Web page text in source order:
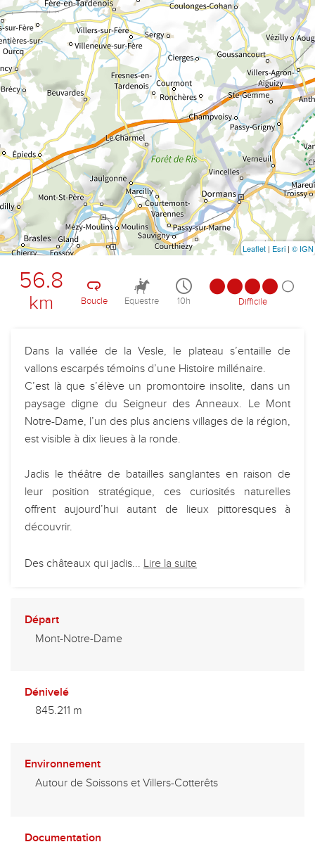
56.8
km Boucle Equestre 10h Difficile
Dans la vallée de la Vesle, le plateau s’entaille de
vallons escarpés témoins d’une Histoire millénaire.
C’est là que s’élève un promontoire insolite, dans un
paysage digne du Seigneur des Anneaux. Le Mont
Notre-Dame, l’un des plus anciens villages de la région,
est visible à dix lieues à la ronde.
Jadis le théâtre de batailles sanglantes en raison de
leur position stratégique, ces curiosités naturelles
offrent aujourd’hui autant de lieux pittoresques à
découvrir.
Des châteaux qui jadis... Lire la suite
Départ
Mont-Notre-Dame
Dénivelé
845.211 m
Environnement
Autour de Soissons et Villers-Cotterêts
Documentation
Leaflet | Esri | © IGN